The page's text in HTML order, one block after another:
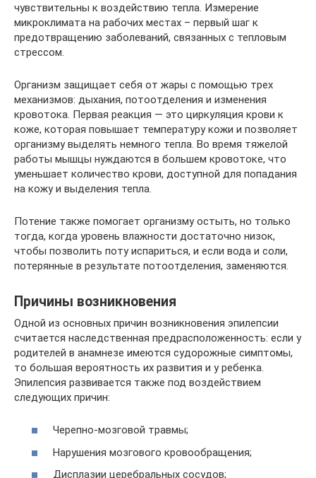
чувствительны к воздействию тепла. Измерение
микроклимата на рабочих местах – первый шаг к
предотвращению заболеваний, связанных с тепловым
стрессом.
Организм защищает себя от жары с помощью трех
механизмов: дыхания, потоотделения и изменения
кровотока. Первая реакция — это циркуляция крови к
коже, которая повышает температуру кожи и позволяет
организму выделять немного тепла. Во время тяжелой
работы мышцы нуждаются в большем кровотоке, что
уменьшает количество крови, доступной для попадания
на кожу и выделения тепла.
Потение также помогает организму остыть, но только
тогда, когда уровень влажности достаточно низок,
чтобы позволить поту испариться, и если вода и соли,
потерянные в результате потоотделения, заменяются.
Причины возникновения
Одной из основных причин возникновения эпилепсии
считается наследственная предрасположенность: если у
родителей в анамнезе имеются судорожные симптомы,
то большая вероятность их развития и у ребенка.
Эпилепсия развивается также под воздействием
следующих причин:
Черепно-мозговой травмы;
Нарушения мозгового кровообращения;
Дисплазии церебральных сосудов;